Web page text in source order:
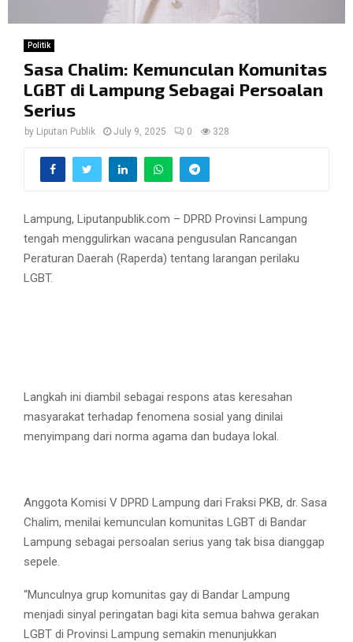
Politik
Sasa Chalim: Kemunculan Komunitas
LGBT di Lampung Sebagai Persoalan
Serius
by Liputan Publik July 9, 2025 0 328
Lampung, Liputanpublik.com – DPRD Provinsi Lampung
tengah menggulirkan wacana pengusulan Rancangan
Peraturan Daerah (Raperda) tentang larangan perilaku
LGBT.
Langkah ini diambil sebagai respons atas keresahan
masyarakat terhadap fenomena sosial yang dinilai
menyimpang dari norma agama dan budaya lokal.
Anggota Komisi V DPRD Lampung dari Fraksi PKB, dr. Sasa
Chalim, menilai kemunculan komunitas LGBT di Bandar
Lampung sebagai persoalan serius yang tak bisa dianggap
sepele.
“Munculnya grup komunitas gay di Bandar Lampung
menjadi sinyal peringatan bagi kita semua bahwa gerakan
LGBT di Provinsi Lampung semakin menunjukkan